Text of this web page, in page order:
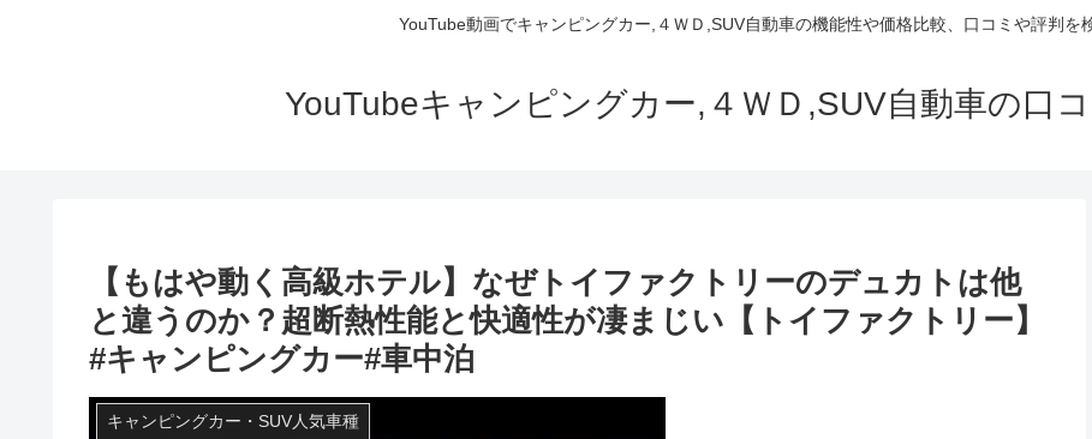
YouTube動画でキャンピングカー,４ＷＤ,SUV自動車の機能性や価格比較、口コミや評判を
YouTubeキャンピングカー,４ＷＤ,SUV自動車の口
【もはや動く高級ホテル】なぜトイファクトリーのデュカトは他
と違うのか？超断熱性能と快適性が凄まじい【トイファクトリー】
#キャンピングカー#車中泊
キャンピングカー・SUV人気車種